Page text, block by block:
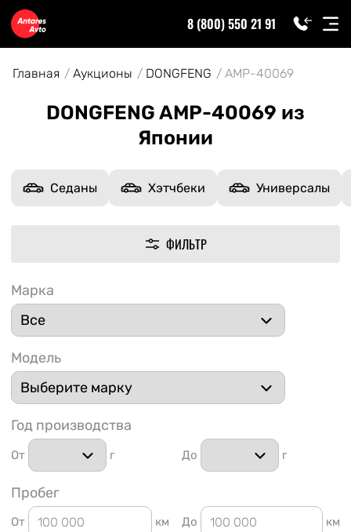
91
8 (800) 550 21 91
Главная Аукционы DONGFENG AMP-40069
DONGFENG AMP-40069 из
Японии
Седаны Хэтчбеки Универсалы
ФИЛЬТР
Марка
Модель
Год производства
От г До г
Пробег
От км До км